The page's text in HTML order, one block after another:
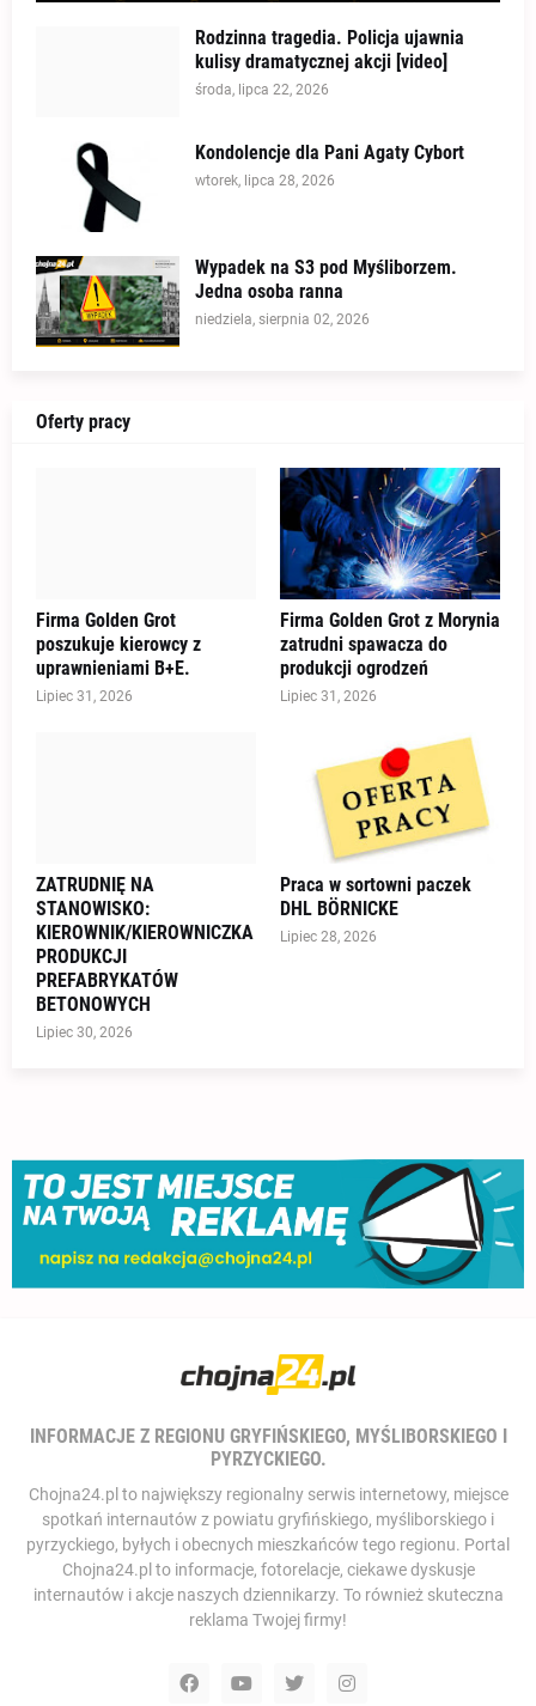
Rodzinna tragedia. Policja ujawnia
kulisy dramatycznej akcji [video]
środa, lipca 22, 2026
Kondolencje dla Pani Agaty Cybort
wtorek, lipca 28, 2026
Wypadek na S3 pod Myśliborzem.
Jedna osoba ranna
niedziela, sierpnia 02, 2026
Oferty pracy
Firma Golden Grot
poszukuje kierowcy z
uprawnieniami B+E.
Lipiec 31, 2026
Firma Golden Grot z Morynia
zatrudni spawacza do
produkcji ogrodzeń
Lipiec 31, 2026
ZATRUDNIĘ NA
STANOWISKO:
KIEROWNIK/KIEROWNICZKA
PRODUKCJI
PREFABRYKATÓW
BETONOWYCH
Lipiec 30, 2026
Praca w sortowni paczek
DHL BÖRNICKE
Lipiec 28, 2026
INFORMACJE Z REGIONU GRYFIŃSKIEGO, MYŚLIBORSKIEGO I
PYRZYCKIEGO.
Chojna24.pl to największy regionalny serwis internetowy, miejsce
spotkań internautów z powiatu gryfińskiego, myśliborskiego i
pyrzyckiego, byłych i obecnych mieszkańców tego regionu. Portal
Chojna24.pl to informacje, fotorelacje, ciekawe dyskusje
internautów i akcje naszych dziennikarzy. To również skuteczna
reklama Twojej firmy!